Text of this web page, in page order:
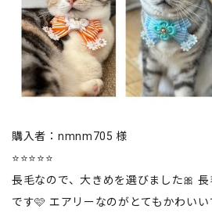
購入者：nmnm705 様
⭐⭐⭐⭐⭐
長毛なので、大きめを選びました🎀
です🩷 エアリーなのがとてもかわい